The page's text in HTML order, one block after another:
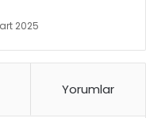
2025
Yorumlar